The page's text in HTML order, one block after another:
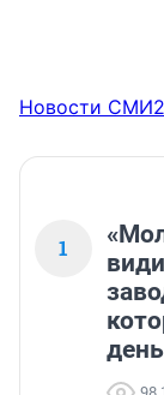
Новости СМИ2
1
день